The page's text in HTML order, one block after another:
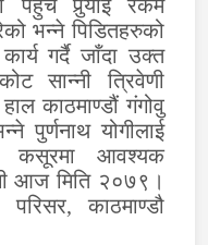
पहुँच पुर्‍याई रकम
भन्ने पिडितहरुको
गर्दै जाँदा उक्त
सान्नी त्रिवेणी
काठमाण्डौं गंगोवु
पुर्णनाथ योगीलाई
कसूरमा आवश्यक
आज मिति २०७९।
काठमाण्डौ